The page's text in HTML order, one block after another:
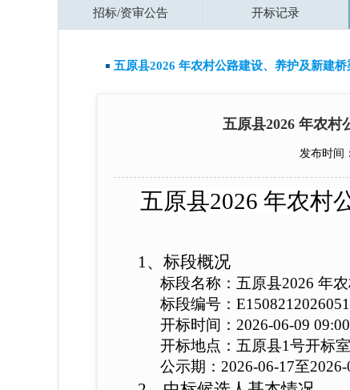
招标/资审公告 开标记录
五原县2026 年农村公路建设、养护及新建